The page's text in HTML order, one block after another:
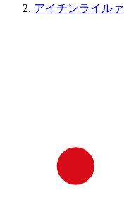
アイチンライルァ